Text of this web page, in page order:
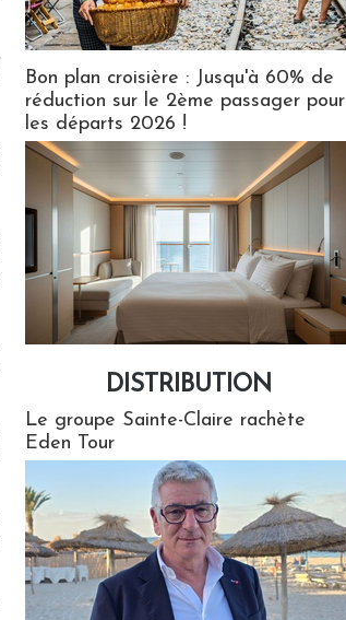
Bon plan croisière : Jusqu'à 60% de
réduction sur le 2ème passager pour
les départs 2026 !
DISTRIBUTION
Le groupe Sainte-Claire rachète
Eden Tour